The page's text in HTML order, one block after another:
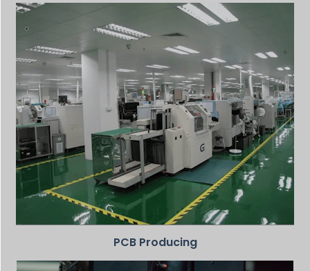
PCB Producing